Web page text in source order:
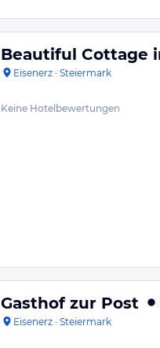
Beautiful Cottage
Eisenerz · Steiermark
Keine Hotelbewertungen
Gasthof zur Post
Eisenerz · Steiermark